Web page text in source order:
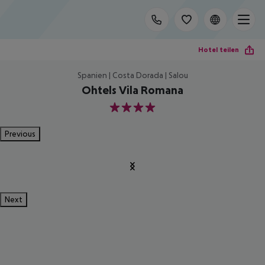
Hotel teilen
Spanien | Costa Dorada | Salou
Ohtels Vila Romana
4
Previous
Next